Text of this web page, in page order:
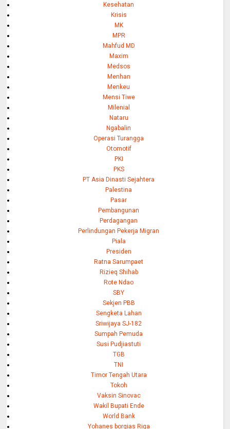
Kesehatan
Krisis
MK
MPR
Mahfud MD
Maxim
Medsos
Menhan
Menkeu
Mensi Tiwe
Milenial
Nataru
Ngabalin
Operasi Turangga
Otomotif
PKI
PKS
PT Asia Dinasti Sejahtera
Palestina
Pasar
Pembangunan
Perdagangan
Perlindungan Pekerja Migran
Piala
Presiden
Ratna Sarumpaet
Rizieq Shihab
Rote Ndao
SBY
Sekjen PBB
Sengketa Lahan
Sriwijaya SJ-182
Sumpah Pemuda
Susi Pudjiastuti
TGB
TNI
Timor Tengah Utara
Tokoh
Vaksin Sinovac
Wakil Bupati Ende
World Bank
Yohanes borgias Riga